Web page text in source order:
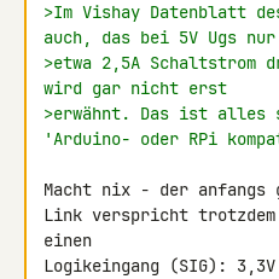
>Im Vishay Datenblatt
auch, das bei 5V Ugs nur
>etwa 2,5A
wird gar nicht erst
>erwähnt. Das ist alles
'Arduino- oder RPi
Macht nix - der anfangs
Link verspricht trotzdem
einen
Logikeingang (SIG):